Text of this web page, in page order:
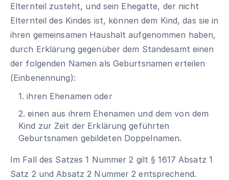
Elternteil zusteht, und sein Ehegatte, der nicht
Elternteil des Kindes ist, können dem Kind, das sie in
ihren gemeinsamen Haushalt aufgenommen haben,
durch Erklärung gegenüber dem Standesamt einen
der folgenden Namen als Geburtsnamen erteilen
(Einbenennung):
1. ihren Ehenamen oder
2. einen aus ihrem Ehenamen und dem von dem
Kind zur Zeit der Erklärung geführten
Geburtsnamen gebildeten Doppelnamen.
Im Fall des Satzes 1 Nummer 2 gilt § 1617 Absatz 1
Satz 2 und Absatz 2 Nummer 2 entsprechend.